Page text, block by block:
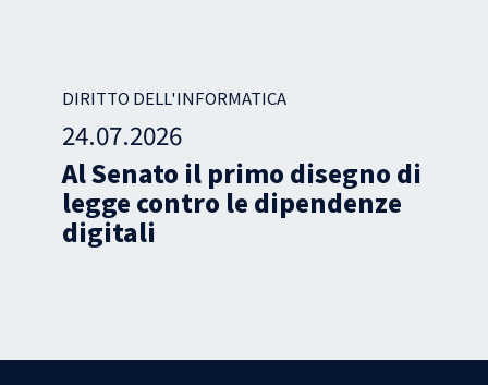
disegno di
DIRITTO DELL'INFORMATICA
Oltre 6mila cause
social network